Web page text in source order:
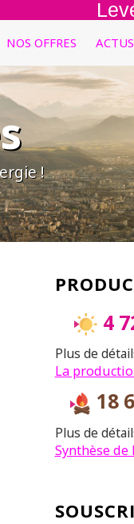
Levée
NOS OFFRES ACTUS
!
4
Plus de
La
18
Plus de
Synthèse